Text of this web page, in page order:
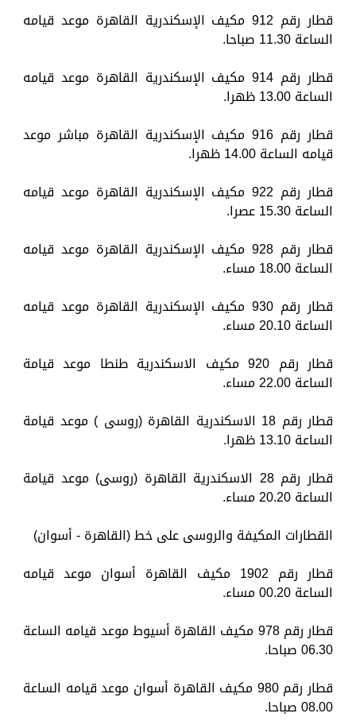
قطار رقم 912 مكيف الإسكندرية القاهرة موعد قيامه
الساعة 11.30 صباحا.
قطار رقم 914 مكيف الإسكندرية القاهرة موعد قيامه
الساعة 13.00 ظهرا.
قطار رقم 916 مكيف الإسكندرية القاهرة مباشر موعد
قيامه الساعة 14.00 ظهرا.
قطار رقم 922 مكيف الإسكندرية القاهرة موعد قيامه
الساعة 15.30 عصرا.
قطار رقم 928 مكيف الإسكندرية القاهرة موعد قيامه
الساعة 18.00 مساء.
قطار رقم 930 مكيف الإسكندرية القاهرة موعد قيامه
الساعة 20.10 مساء.
قطار رقم 920 مكيف الاسكندرية طنطا موعد قيامة
الساعة 22.00 مساء.
قطار رقم 18 الاسكندرية القاهرة (روسى ) موعد قيامة
الساعة 13.10 ظهرا.
قطار رقم 28 الاسكندرية القاهرة (روسى) موعد قيامة
الساعة 20.20 مساء.
القطارات المكيفة والروسى على خط (القاهرة - أسوان)
قطار رقم 1902 مكيف القاهرة أسوان موعد قيامه
الساعة 00.20 مساء.
قطار رقم 978 مكيف القاهرة أسيوط موعد قيامه الساعة
06.30 صباحا.
قطار رقم 980 مكيف القاهرة أسوان موعد قيامه الساعة
08.00 صباحا.